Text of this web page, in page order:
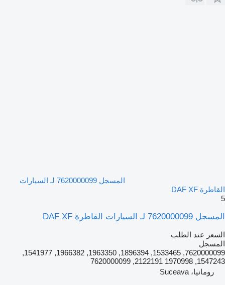
المسجل 7620000099 لـ السيارات
القاطرة DAF XF
5
المسجل 7620000099 لـ السيارات القاطرة DAF XF
السعر عند الطلب
المسجل
7620000099, 1533465, 1896394, 1963350, 1966382, 1541977,
1547243, 1970998 2122191, 7620000099
رومانيا، Suceava